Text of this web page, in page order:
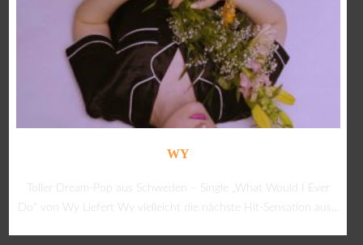
WY
Toller Dream-Pop aus Schweden – Single „What Would I Ever
Do“ von Wy Liefert Wy vielleicht die nächste Hit-Sensation aus...